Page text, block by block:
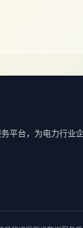
平台，为电力行业